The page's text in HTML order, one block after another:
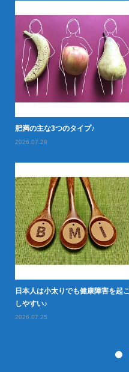
肥満の主な3つのタイプ♪
2026.07.29
日本人は小太りでも健康障害を起こ
しやすい♪
2026.07.25